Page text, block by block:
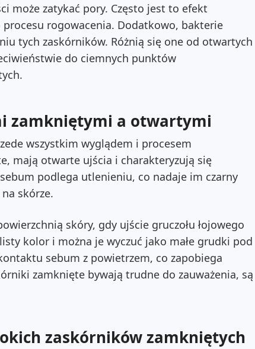
może zatykać pory. Często jest to efekt
procesu rogowacenia. Dodatkowo, bakterie
tych zaskórników. Różnią się one od otwartych
do ciemnych punktów
zamkniętymi a otwartymi
wszystkim wyglądem i procesem
mają otwarte ujścia i charakteryzują się
podlega utlenieniu, co nadaje im czarny
skórze.
skóry, gdy ujście gruczołu łojowego
kolor i można je wyczuć jako małe grudki pod
sebum z powietrzem, co zapobiega
zamknięte bywają trudne do zauważenia, są
zaskórników zamkniętych